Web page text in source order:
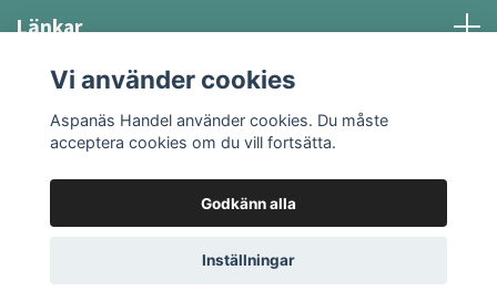
Länkar
Sociala medier
© 2026 Aspanäs Handel
Vi använder cookies
Aspanäs Handel använder cookies. Du måste
acceptera cookies om du vill fortsätta.
Godkänn alla
Inställningar